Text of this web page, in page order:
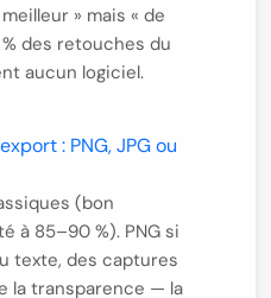
» mais « de
des retouches du
aucun logiciel.
: PNG, JPG ou
(bon
à 85–90 %). PNG si
texte, des captures
la transparence — la